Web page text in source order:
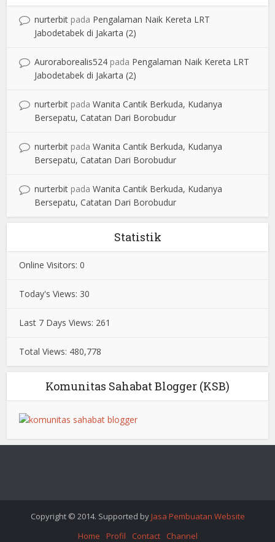
nurterbit pada Pengalaman Naik Kereta LRT
Jabodetabek di Jakarta (2)
Auroraborealis524 pada Pengalaman Naik Kereta LRT
Jabodetabek di Jakarta (2)
nurterbit padaWanita Cantik Berkuda, Kudanya
Bersepatu, Catatan Dari Borobudur
nurterbit padaWanita Cantik Berkuda, Kudanya
Bersepatu, Catatan Dari Borobudur
nurterbit padaWanita Cantik Berkuda, Kudanya
Bersepatu, Catatan Dari Borobudur
Statistik
Online Visitors:0
Today's Views: 30
Last 7 Days Views: 261
Total Views: 480,778
Komunitas Sahabat Blogger (KSB)
Copyright © 2014. Supported by Jasa Pembuatan Website
Home
Profil Contact Channel